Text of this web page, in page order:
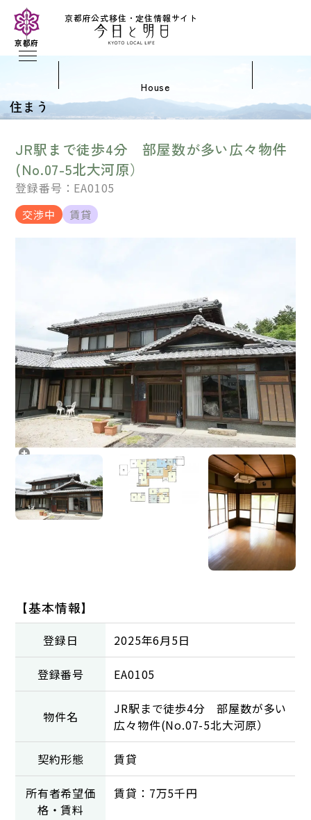
京都府公式移住・定住情報サイト
京都府
house
住まう
JR駅まで徒歩4分 部屋数が多い広々物件
(No.07-5北大河原）
登録番号：EA0105
交渉中 賃貸
【基本情報】
登録日 2025年6月5日
登録番号 EA0105
物件名
JR駅まで徒歩4分 部屋数が多い
広々物件(No.07-5北大河原）
契約形態 賃貸
所有者希望価
格・賃料
賃貸：7万5千円